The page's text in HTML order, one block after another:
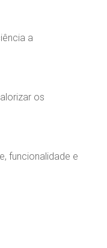
a
os
funcionalidade e